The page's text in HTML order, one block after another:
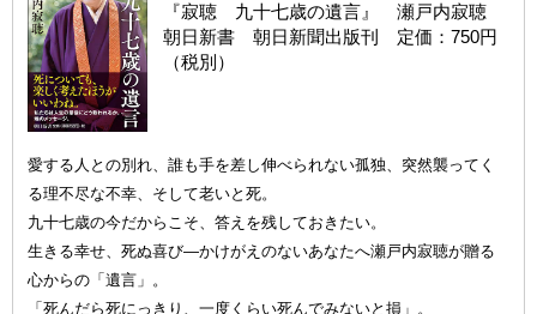
『寂聴 九十七歳の遺言』 瀬戸内寂聴
朝日新書 朝日新聞出版刊 定価：750円
（税別）
愛する人との別れ、誰も手を差し伸べられない孤独、突然襲ってく
る理不尽な不幸、そして老いと死。
九十七歳の今だからこそ、答えを残しておきたい。
生きる幸せ、死ぬ喜び—かけがえのないあなたへ瀬戸内寂聴が贈る
心からの「遺言」。
「死んだら死にっきり、一度くらい死んでみないと損」。